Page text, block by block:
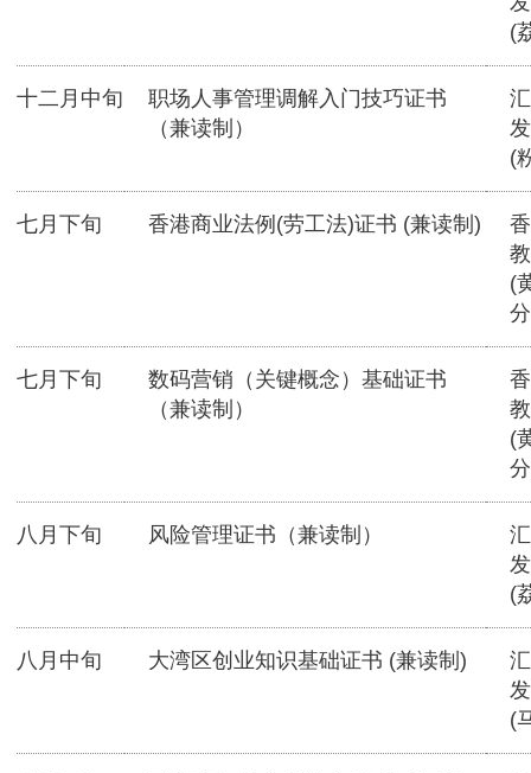
(
十二月中旬
职场人事管理调解入门技巧证书
（兼读制）
(
七月下旬 香港商业法例(劳工法)证书 (兼读制)
(
七月下旬
数码营销（关键概念）基础证书
（兼读制）
(
八月下旬 风险管理证书（兼读制）
(
八月中旬 大湾区创业知识基础证书 (兼读制)
(